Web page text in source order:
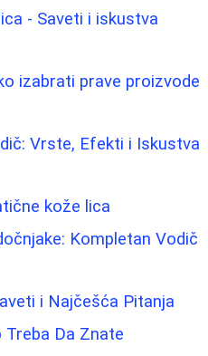
- Saveti i iskustva
izabrati prave proizvode
Vrste, Efekti i Iskustva
kože lica
Kompletan Vodič
i Najčešća Pitanja
Da Znate